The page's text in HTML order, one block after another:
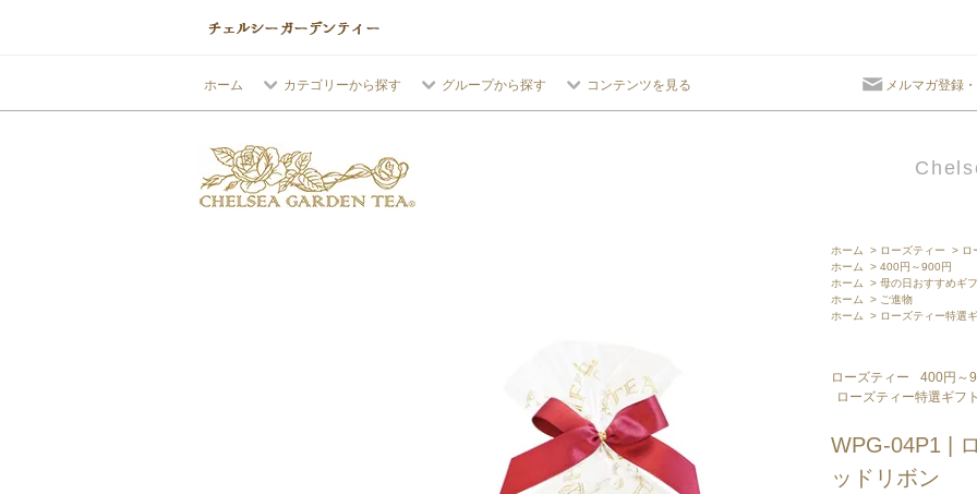
ホーム カテゴリーから探す グループから探す コンテンツを見る メルマガ登録
ホーム > ローズティー > ロ
ホーム
> 400円～900円
ホーム
> 母の日おすすめギ
ホーム
> ご進物
ホーム
> ローズティー特選
ローズティー 400円～
ローズティー特選ギフト
WPG-04P1 |
ッドリボン